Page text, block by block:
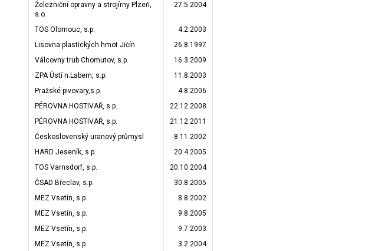
Železniční opravny a strojírny Plzeň,
s.o.
27.5.2004
TOS Olomouc, s.p.
4.2.2003
Lisovna plastických hmot Jičín
26.8.1997
Válcovny trub Chomutov, s.p.
16.3.2009
ZPA Ústí n.Labem, s.p.
11.8.2003
Pražské pivovary,s.p.
4.8.2006
PÉROVNA HOSTIVAŘ, s.p..
22.12.2008
PÉROVNA HOSTIVAŘ, s.p.
21.12.2011
Československý uranový průmysl
8.11.2002
HARD Jeseník, s.p.
20.4.2005
TOS Varnsdorf, s.p.
20.10.2004
ČSAD Břeclav, s.p.
30.8.2005
MEZ Vsetín, s.p.
8.8.2002
MEZ Vsetín, s.p.
9.8.2005
MEZ Vsetín, s.p.
9.7.2003
MEZ Vsetín, s.p.
3.2.2004